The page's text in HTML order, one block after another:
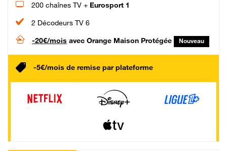
200 chaînes TV + Eurosport 1
2 Décodeurs TV 6
-20€/mois avec Orange Maison Protégée Nouveau
-5€/mois de remise par plateforme